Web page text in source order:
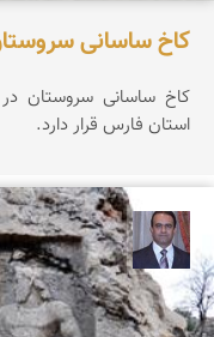
کاخ ساسانی
استان فارس قرار دارد.
نادر چقاجردی